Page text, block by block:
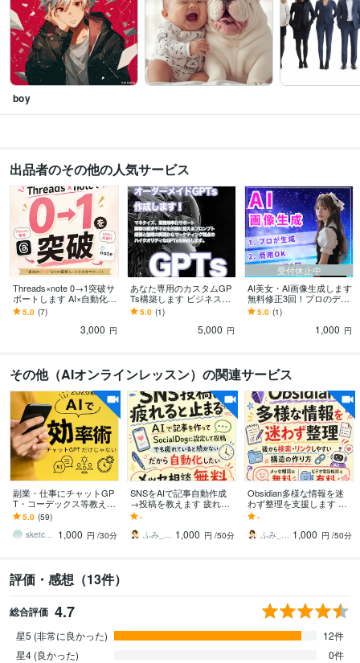
boy
出品者のその他の人気サービス
Threads×note 0→1突破サ
ポートします AI×自動化で
SNS投稿〜NOTE記事執筆
をサポートします！
5.0 (7)
3,000 円
あなた専用のカスタムGP
Ts構築します ビジネス成
果を引き出すあなた専用
のGPTs構築代行
5.0 (1)
5,000 円
受付休止中
AI美女・AI画像生成します
無料修正3回！プロのデザ
イナーが高品質なAi画像を
ご提供
5.0 (1)
1,000 円
その他（AIオンラインレッスン）の関連サービス
副業・仕事にチャットGP
T・コーデックス等教えま
す SNS自動可・業務効率
・制作など Codex他の厳
選AI
5.0 (59)
sketchnews 1,000 円 /30分
SNSをAIで記事自動作成
→投稿を教えます 疲れる
と止まるSNS投稿をAIと
システムで続けやすくし
ます
-
ふみ_CLAUDEx動画xThreads 1,000 円 /50分
Obsidian多様な情報を迷
わず整理を支援します 保
管したナレッジを後から
検索・リンクしやすい構
造の作り方
-
ふみ_CLAUDEx動画xThreads 1,000 円 /50分
評価・感想（13件）
総合評価 4.7
星5 (非常に良かった)
12件
星4 (良かった)
0件